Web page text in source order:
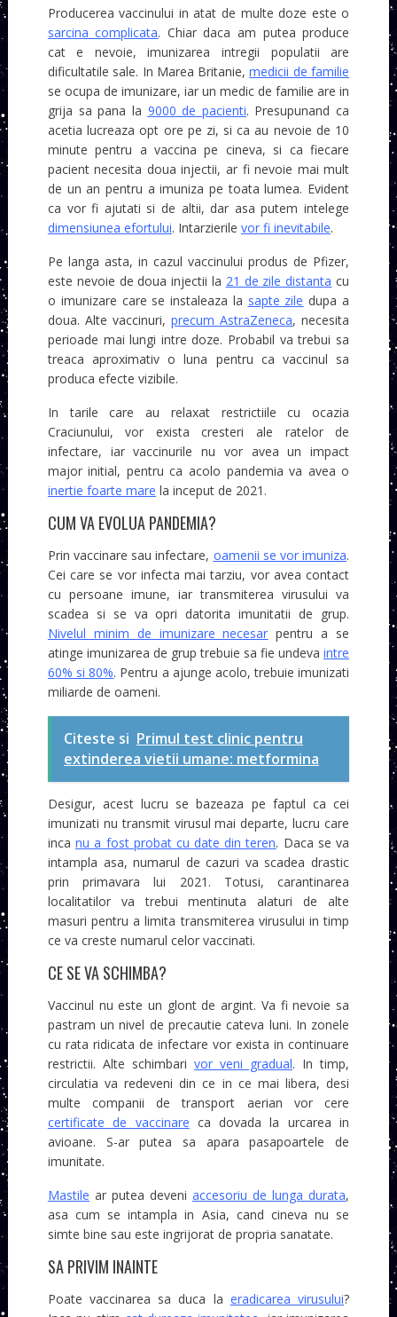
Producerea vaccinului in atat de multe doze este o
sarcina complicata. Chiar daca am putea produce
cat e nevoie, imunizarea intregii populatii are
dificultatile sale. In Marea Britanie,medicii de familie
se ocupa de imunizare, iar un medic de familie are in
grija sa pana la 9000 de pacienti. Presupunand ca
acetia lucreaza opt ore pe zi, si ca au nevoie de 10
minute pentru a vaccina pe cineva, si ca fiecare
pacient necesita doua injectii, ar fi nevoie mai mult
de un an pentru a imuniza pe toata lumea. Evident
ca vor fi ajutati si de altii, dar asa putem intelege
dimensiunea efortului. Intarzierile vor fi inevitabile.
Pe langa asta, in cazul vaccinului produs de Pfizer,
este nevoie de doua injectii la 21 de zile distanta cu
o imunizare care se instaleaza la sapte zile dupa a
doua. Alte vaccinuri, precum AstraZeneca, necesita
perioade mai lungi intre doze. Probabil va trebui sa
treaca aproximativ o luna pentru ca vaccinul sa
produca efecte vizibile.
In tarile care au relaxat restrictiile cu ocazia
Craciunului, vor exista cresteri ale ratelor de
infectare, iar vaccinurile nu vor avea un impact
major initial, pentru ca acolo pandemia va avea o
inertie foarte mare la inceput de 2021.
CUM VA EVOLUA PANDEMIA?
Prin vaccinare sau infectare, oamenii se vor imuniza.
Cei care se vor infecta mai tarziu, vor avea contact
cu persoane imune, iar transmiterea virusului va
scadea si se va opri datorita imunitatii de grup.
Nivelul minim de imunizare necesar pentru a se
atinge imunizarea de grup trebuie sa fie undevaintre
60% si 80%. Pentru a ajunge acolo, trebuie imunizati
miliarde de oameni.
Citeste si Primul test clinic pentru
extinderea vietii umane: metformina
Desigur, acest lucru se bazeaza pe faptul ca cei
imunizati nu transmit virusul mai departe, lucru care
incanu a fost probat cu date din teren. Daca se va
intampla asa, numarul de cazuri va scadea drastic
prin primavara lui 2021. Totusi, carantinarea
localitatilor va trebui mentinuta alaturi de alte
masuri pentru a limita transmiterea virusului in timp
ce va creste numarul celor vaccinati.
CE SE VA SCHIMBA?
Vaccinul nu este un glont de argint. Va fi nevoie sa
pastram un nivel de precautie cateva luni. In zonele
cu rata ridicata de infectare vor exista in continuare
restrictii. Alte schimbari vor veni gradual. In timp,
circulatia va redeveni din ce in ce mai libera, desi
multe companii de transport aerian vor cere
certificate de vaccinare ca dovada la urcarea in
avioane. S-ar putea sa apara pasapoartele de
imunitate.
Mastile ar putea deveni accesoriu de lunga durata,
asa cum se intampla in Asia, cand cineva nu se
simte bine sau este ingrijorat de propria sanatate.
SA PRIVIM INAINTE
Poate vaccinarea sa duca la eradicarea virusului?